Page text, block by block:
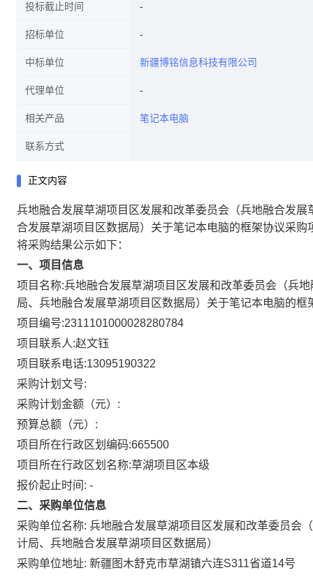
草湖项目区数据局)关于笔记本
告
投标截止时间
招标单位
中标单位 新疆博铭信息科技有限公司
代理单位
相关产品 笔记本电脑
联系方式
正文内容
兵地融合发展草湖项目区发展和改革委员会（兵地融合发
合发展草湖项目区数据局）关于笔记本电脑的框架协议采购
将采购结果公示如下：
一、项目信息
项目名称:兵地融合发展草湖项目区发展和改革委员会（兵
局、兵地融合发展草湖项目区数据局）关于笔记本电脑的框
项目编号:2311101000028280784
项目联系人:赵文钰
项目联系电话:13095190322
采购计划文号:
采购计划金额（元）:
预算总额（元）:
项目所在行政区划编码:665500
项目所在行政区划名称:草湖项目区本级
报价起止时间: -
二、采购单位信息
采购单位名称: 兵地融合发展草湖项目区发展和改革委员会
计局、兵地融合发展草湖项目区数据局）
采购单位地址: 新疆图木舒克市草湖镇六连S311省道14号